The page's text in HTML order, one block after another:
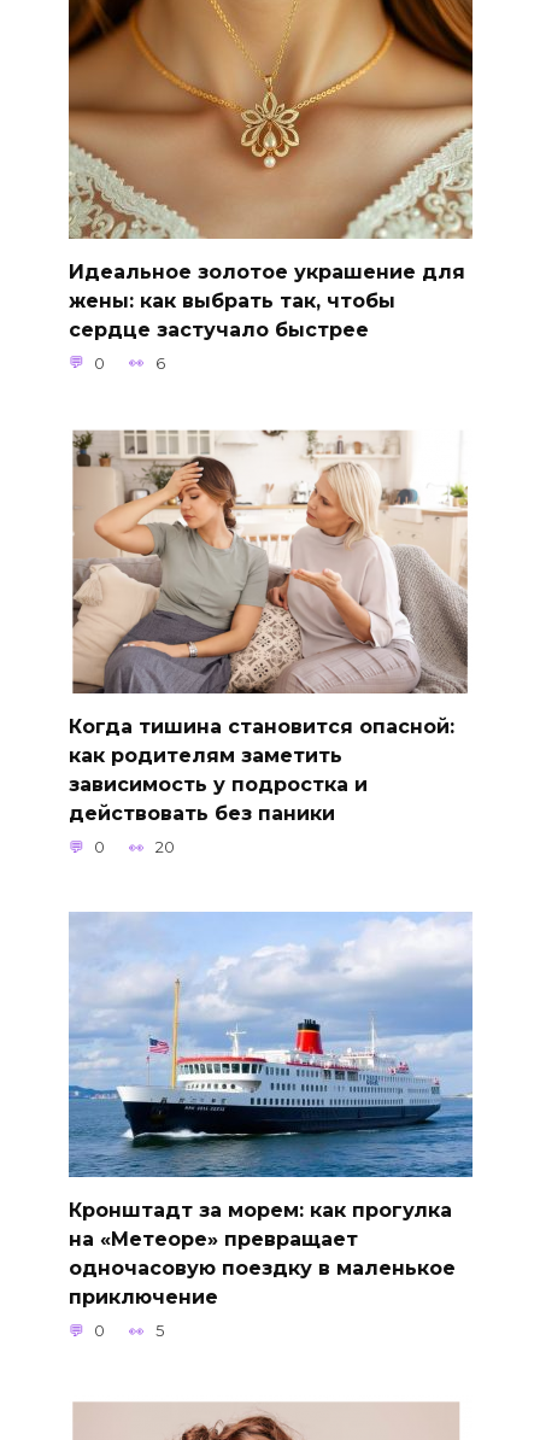
Идеальное золотое украшение для
жены: как выбрать так, чтобы
сердце застучало быстрее
0 6
Когда тишина становится опасной:
как родителям заметить
зависимость у подростка и
действовать без паники
0 20
Кронштадт за морем: как прогулка
на «Метеоре» превращает
одночасовую поездку в маленькое
приключение
0 5